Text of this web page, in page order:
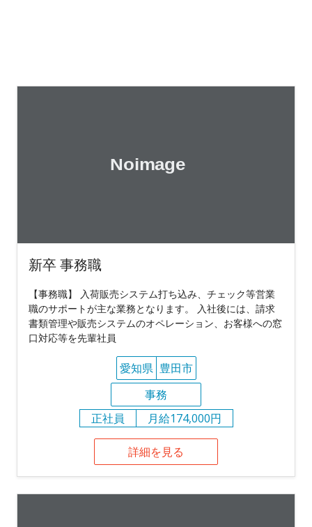
新卒 事務職
【事務職】 入荷販売システム打ち込み、チェック等営業
職のサポートが主な業務となります。 入社後には、請求
書類管理や販売システムのオペレーション、お客様への窓
口対応等を先輩社員
愛知県 豊田市
事務
正社員
月給174,000円
詳細を見る